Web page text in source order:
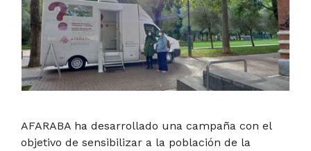
AFARABA ha desarrollado una campaña con el
objetivo de sensibilizar a la población de la